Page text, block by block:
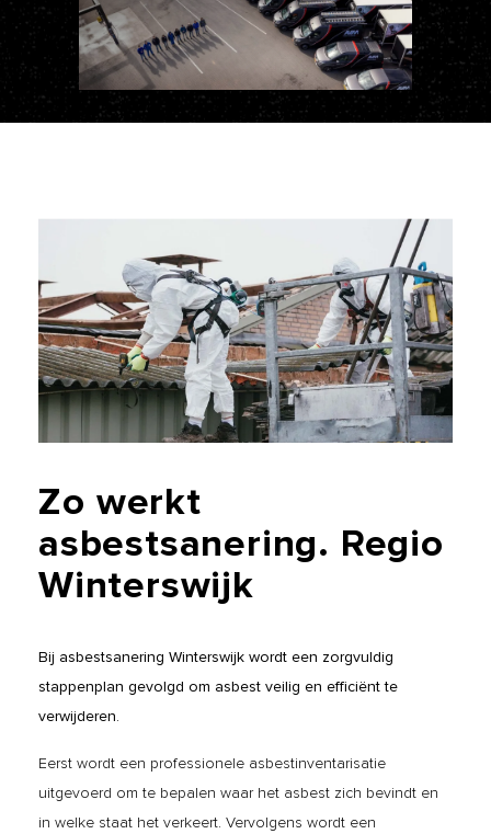
Zo werkt
asbestsanering. Regio
Winterswijk
Bij asbestsanering Winterswijk wordt een zorgvuldig
stappenplan gevolgd om asbest veilig en efficiënt te
verwijderen.
Eerst wordt een professionele asbestinventarisatie
uitgevoerd om te bepalen waar het asbest zich bevindt en
in welke staat het verkeert. Vervolgens wordt een